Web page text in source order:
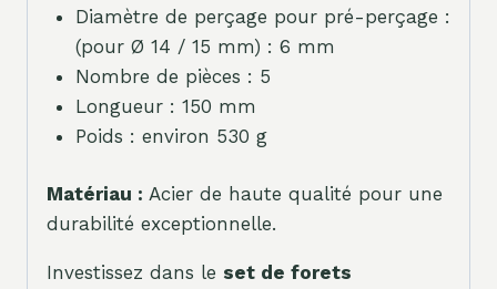
Diamètre de perçage pour pré-perçage :
(pour Ø 14 / 15 mm) : 6 mm
Nombre de pièces : 5
Longueur : 150 mm
Poids : environ 530 g
Matériau : Acier de haute qualité pour une
durabilité exceptionnelle.
Investissez dans le set de forets